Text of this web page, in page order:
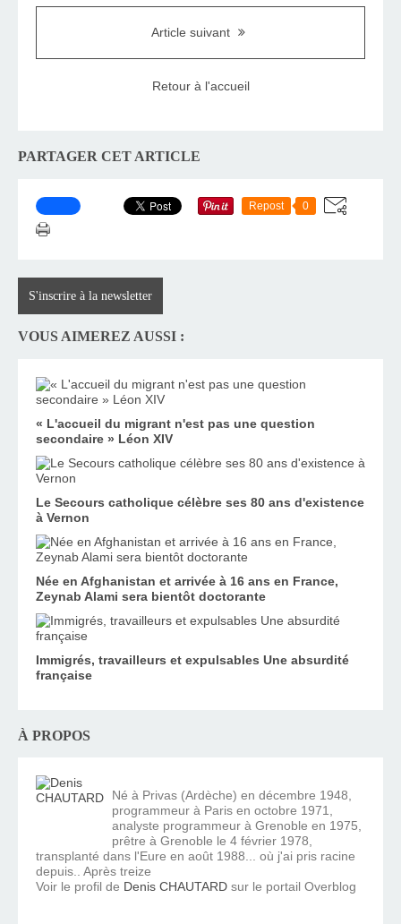
Article suivant
Retour à l'accueil
PARTAGER CET ARTICLE
Repost 0
S'inscrire à la newsletter
VOUS AIMEREZ AUSSI :
« L'accueil du migrant n'est pas une question
secondaire » Léon XIV
Le Secours catholique célèbre ses 80 ans d'existence
à Vernon
Née en Afghanistan et arrivée à 16 ans en France,
Zeynab Alami sera bientôt doctorante
Immigrés, travailleurs et expulsables Une absurdité
française
À PROPOS
Né à Privas (Ardèche) en décembre 1948,
programmeur à Paris en octobre 1971,
analyste programmeur à Grenoble en 1975,
prêtre à Grenoble le 4 février 1978,
transplanté dans l'Eure en août 1988... où j'ai pris racine
depuis.. Après treize
Voir le profil de Denis CHAUTARD sur le portail Overblog